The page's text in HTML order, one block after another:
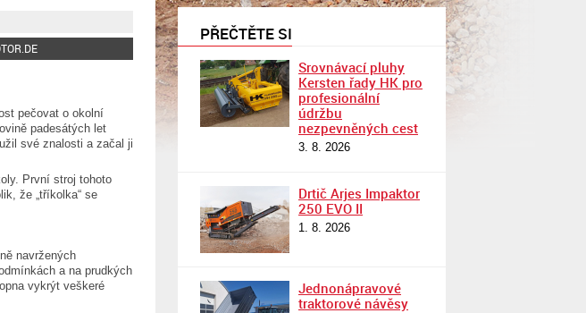
pečovat o okolní
padesátých let
své znalosti a začal ji
První stroj tohoto
že „tříkolka“ se
navržených
a na prudkých
vykrýt veškeré
PŘEČTĚTE SI
Srovnávací pluhy
Kersten řady HK pro
profesionální
údržbu
nezpevněných cest
3. 8. 2026
Drtič Arjes Impaktor
250 EVO II
1. 8. 2026
Jednonápravové
traktorové návěsy